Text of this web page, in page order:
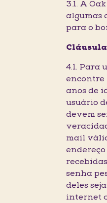
3.1. A
algumas
para o
4.1. Para
encontre
anos de
usuário
devem
mail
senha
deles
internet